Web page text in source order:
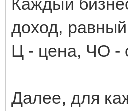
Каждый
доход,
Ц - цена, ЧО -
Далее, для